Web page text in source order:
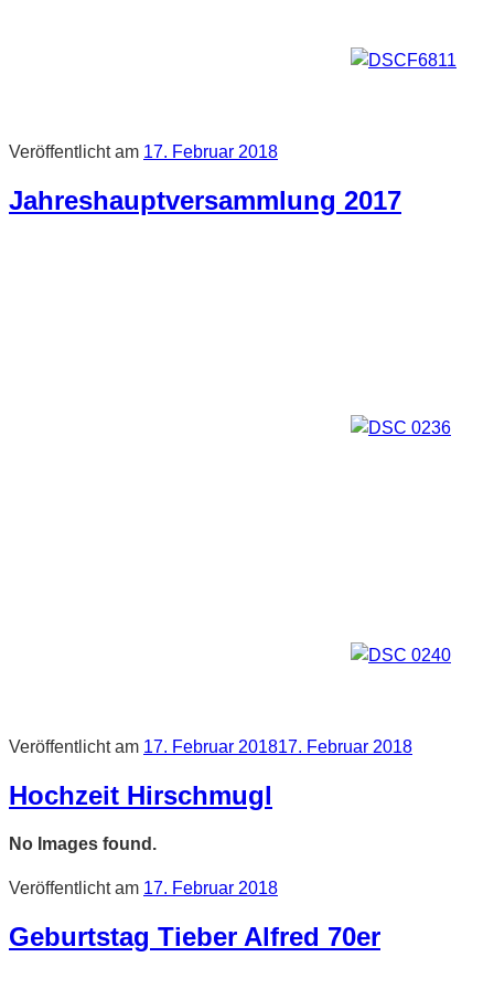
Veröffentlicht am 17. Februar 2018
Jahreshauptversammlung 2017
Veröffentlicht am 17. Februar 201817. Februar 2018
Hochzeit Hirschmugl
No Images found.
Veröffentlicht am 17. Februar 2018
Geburtstag Tieber Alfred 70er